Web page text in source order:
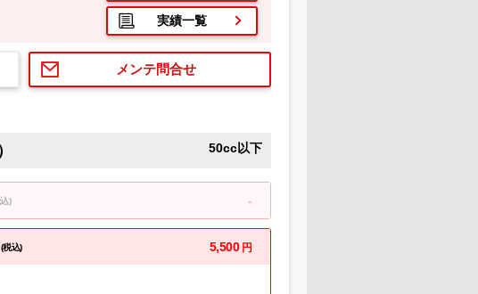
実績一覧
メンテ問合せ
50cc以下
) -
税込) 5,500 円